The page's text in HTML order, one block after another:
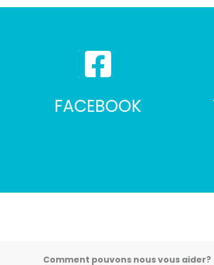
FACEBOOK
Comment pouvons nous vous aider?